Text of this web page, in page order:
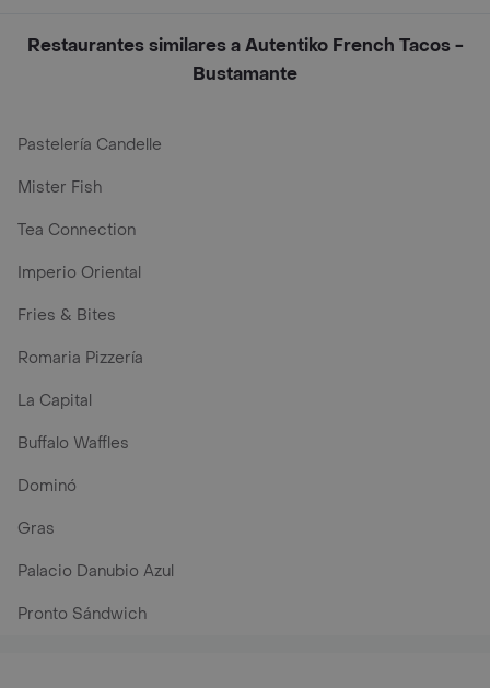
Restaurantes similares a Autentiko French Tacos -
Bustamante
Pastelería Candelle
Mister Fish
Tea Connection
Imperio Oriental
Fries & Bites
Romaria Pizzería
La Capital
Buffalo Waffles
Dominó
Gras
Palacio Danubio Azul
Pronto Sándwich